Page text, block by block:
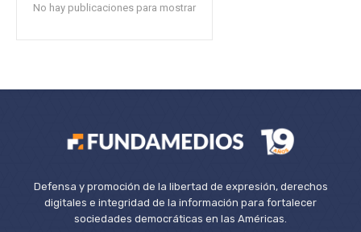
No hay publicaciones para mostrar
Defensa y promoción de la libertad de expresión, derechos
digitales e integridad de la información para fortalecer
sociedades democráticas en las Américas.